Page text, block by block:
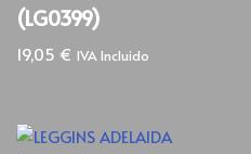
(LG0399)
19,05 € IVA Incluido